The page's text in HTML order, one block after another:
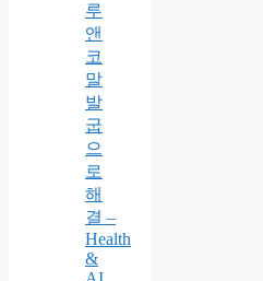
루
앤
코
말
발
굽
으
로
해
결 –
Health
&